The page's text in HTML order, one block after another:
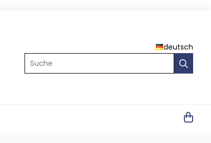
deutsch
Suche